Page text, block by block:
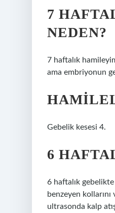
7
NEDEN?
7 haftalık
ama embriyonun
Gebelik kesesi 4.
6
6 haftalık
benzeyen
ultrasonda kalp